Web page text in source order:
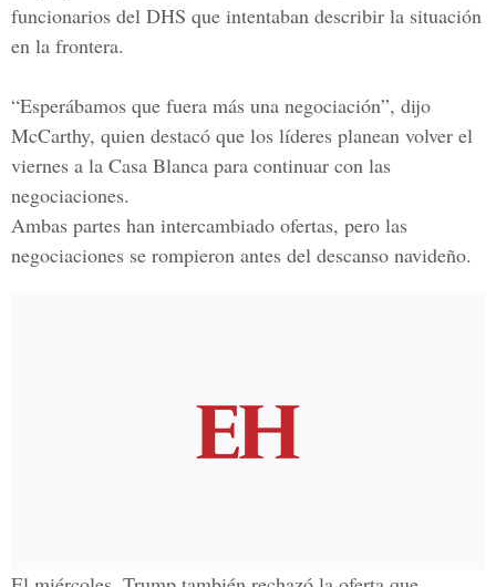
funcionarios del DHS que intentaban describir la situación
en la frontera.
“Esperábamos que fuera más una negociación”, dijo
McCarthy, quien destacó que los líderes planean volver el
viernes a la Casa Blanca para continuar con las
negociaciones.
Ambas partes han intercambiado ofertas, pero las
negociaciones se rompieron antes del descanso navideño.